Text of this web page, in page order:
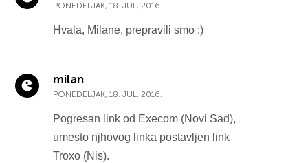
PONEDELJAK, 18. JUL, 2016.
Hvala, Milane, prepravili smo :)
milan
PONEDELJAK, 18. JUL, 2016.
Pogresan link od Execom (Novi Sad),
umesto njhovog linka postavljen link
Troxo (Nis).